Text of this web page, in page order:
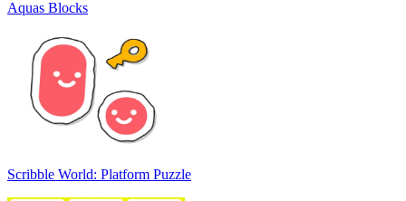
Aquas Blocks
Scribble World: Platform Puzzle